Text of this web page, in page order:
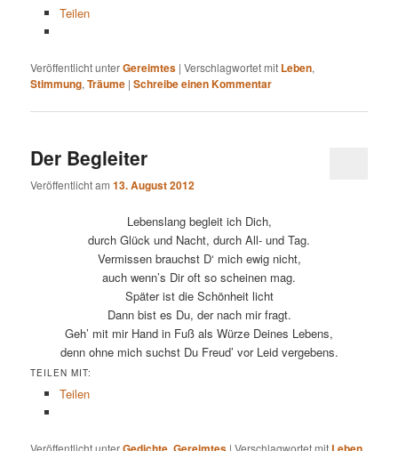
Teilen
Veröffentlicht unterGereimtes |Verschlagwortet mit Leben,
Stimmung,Träume |Schreibe einen Kommentar
Der Begleiter
Veröffentlicht am13. August 2012
Lebenslang begleit ich Dich,
durch Glück und Nacht, durch All- und Tag.
Vermissen brauchst D‘ mich ewig nicht,
auch wenn’s Dir oft so scheinen mag.
Später ist die Schönheit licht
Dann bist es Du, der nach mir fragt.
Geh’ mit mir Hand in Fuß als Würze Deines Lebens,
denn ohne mich suchst Du Freud’ vor Leid vergebens.
TEILEN MIT:
Teilen